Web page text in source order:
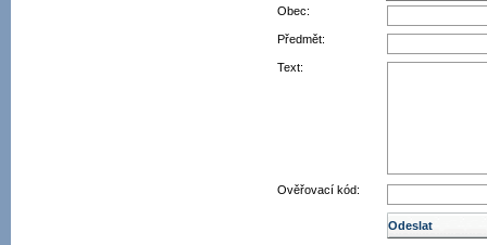
Obec:
Předmět:
Text:
Ověřovací kód: